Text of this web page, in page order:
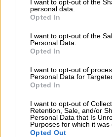
not limited to your visit or
grant or deny consent to
use your data for below
consent section.
I want to opt-out of the
personal data.
Opted In
I want to opt-out of the
Personal Data.
Opted In
I want to opt-out of
Personal Data for
Opted In
I want to opt-out of
Retention, Sale, and/or
Personal Data that Is
Purposes for which it was
Opted Out
εκπροσωπούμε,
μας πρότασης.
Σε αυτή την
πολιτική δράση, αλλά
δουλειά της ΚΟ
σεβόμενοι την
πολύτιμο -για την
πολιτικής.